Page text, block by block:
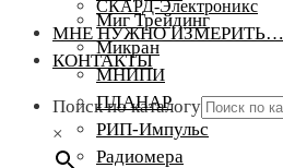
СКАРД-Электроникс
МНЕ НУЖНО ИЗМЕРИТЬ…
КОНТАКТЫ
Поиск по каталогу
×
Миг Трейдинг
Микран
МНИПИ
ПЛАНАР
РИП-Импульс
Радиомера